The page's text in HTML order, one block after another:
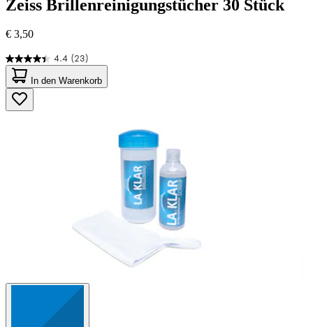
Zeiss Brillenreinigungstücher 30 Stück
€ 3,50
4.4 (23)
4.4
von
5
Sternen.
23
In den Warenkorb